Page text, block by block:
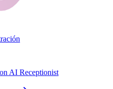
AI Receptionist